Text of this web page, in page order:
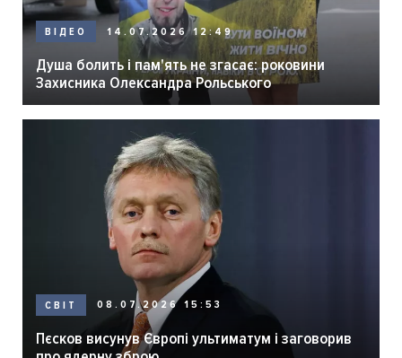
ВІДЕО 14.07.2026 12:49
Душа болить і пам'ять не згасає: роковини
Захисника Олександра Рольського
СВІТ 08.07.2026 15:53
Пєсков висунув Європі ультиматум і заговорив